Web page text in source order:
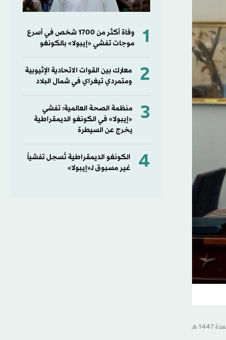
1
وفاة أكثر من 1700 شخص في أسرع
موجات تفشي «إيبولا» بالكونغو
2
معارك بين القوات الاتحادية الإثيوبية
ومتمردي تيغراي في شمال البلاد
3
منظمة الصحة العالمية: تفشي
«إيبولا» في الكونغو الديمقراطية
يخرج عن السيطرة
4
الكونغو الديمقراطية تُسجل تفشياً
غير مسبوق لـ«إيبولا»